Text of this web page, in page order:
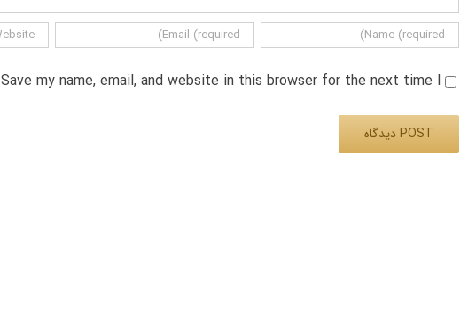
Save my name, email, and website in this browser for the next time I دیدگاه.